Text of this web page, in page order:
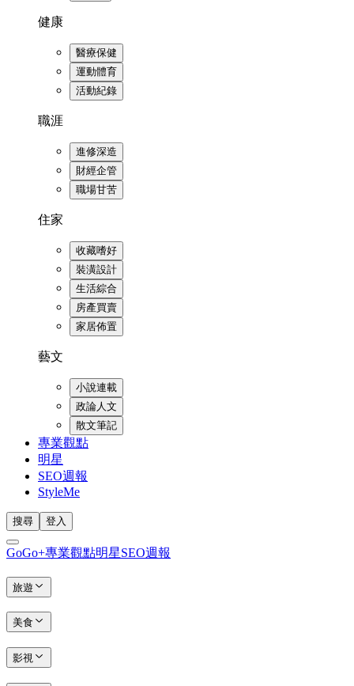
健康
醫療保健
運動體育
活動紀錄
職涯
進修深造
財經企管
職場甘苦
住家
收藏嗜好
裝潢設計
生活綜合
房產買賣
家居佈置
藝文
小說連載
政論人文
散文筆記
專業觀點
明星
SEO週報
StyleMe
搜尋 登入
GoGo+專業觀點明星SEO週報
旅遊
美食
影視